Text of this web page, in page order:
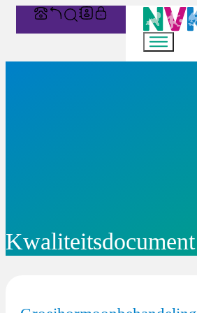
Kwaliteitsdocument